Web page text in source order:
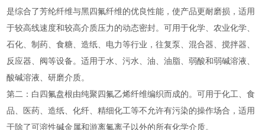
是综合了芳纶纤维与黑四氟纤维的优良性能，使产品更耐磨损，适用
于较高线速度和较高介质压力的动态密封。可用于化学、农业化学、
石化、制药、食糖、造纸、电力等行业，往复泵、混合器、搅拌器、
反应器、阀等设备。适用于水、污水、油、油脂、弱酸和弱碱溶液、
酸碱溶液、研磨介质。
第二：白四氟盘根由纯聚四氟乙烯纤维编织而成的。可用于化工、食
品、医药、造纸、化纤、精细化工等不允许有污染的操作场合，适用
于除了可溶性碱金属和游离氟离子以外的所有化学介质。